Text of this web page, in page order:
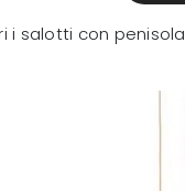
i salotti con